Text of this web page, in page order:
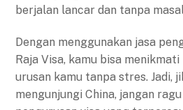
berjalan lancar dan tanpa
Dengan menggunakan jasa
Raja Visa, kamu bisa
urusan kamu tanpa stres. Jadi,
mengunjungi China, jangan